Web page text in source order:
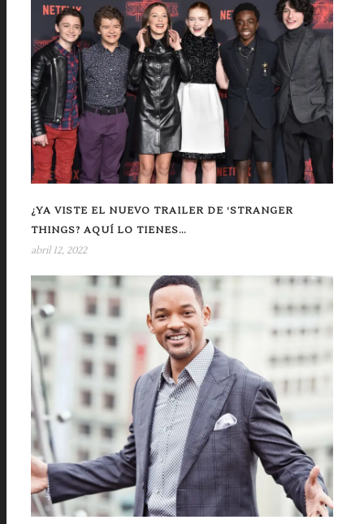
¿YA VISTE EL NUEVO TRAILER DE ‘STRANGER
THINGS? AQUÍ LO TIENES…
abril 12, 2022